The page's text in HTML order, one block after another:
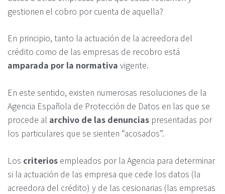
gestionen el cobro por cuenta de aquella?
En principio, tanto la actuación de la acreedora del
crédito como de las empresas de recobro está
amparada por la normativa vigente.
En este sentido, existen numerosas resoluciones de la
Agencia Española de Protección de Datos en las que se
procede al archivo de las denuncias presentadas por
los particulares que se sienten “acosados”.
Los criterios empleados por la Agencia para determinar
si la actuación de las empresa que cede los datos (la
acreedora del crédito) y de las cesionarias (las empresas